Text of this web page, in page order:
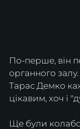
По-перше, він
органного
Тарас Демко
цікавим, хоч і
Ще були